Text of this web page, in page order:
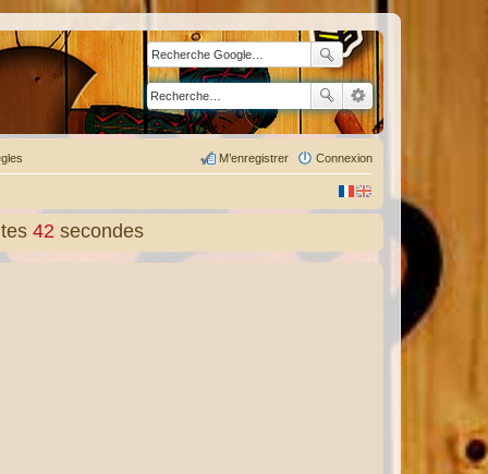
Connexion
M’enregistrer
43 secondes